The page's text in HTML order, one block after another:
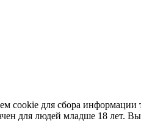
cookie для сбора информации
для людей младше 18 лет.